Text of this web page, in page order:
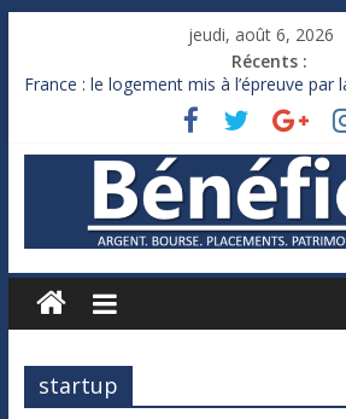
jeudi, août 6, 2026
Récents :
France : le logement mis à l’épreuve par
Des milliards de dollars de droits de
Royaume-Uni : Andy Burnham recule sur
Xavier Niel, le milliardaire qui ne touche
Ruée des fortunes russes vers l’étranger
startup